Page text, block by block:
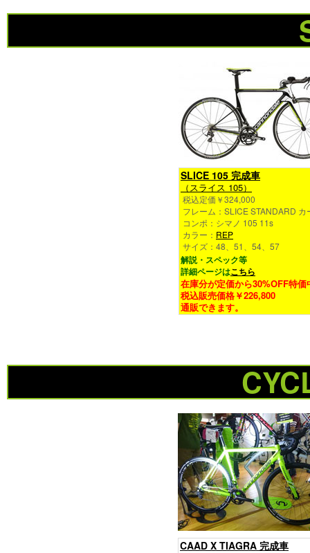
SLICE 105 完成車
（スライス 105）
税込定価￥324,000
フレーム：SLICE STANDARD カ
コンポ：シマノ 105 11s
カラー： REP
サイズ：48、51、54、57
解説・スペック等
詳細ページはこちら
在庫分が定価から30%OFF特価
税込販売価格￥226,800
通販できます。
CAAD X TIAGRA 完成車